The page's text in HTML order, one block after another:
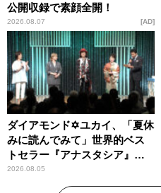
公開収録で素顔全開！
2026.08.07 AD
ダイアモンド✡ユカイ、「夏休
みに読んでみて」世界的ベス
トセラー『アナスタシア』を
紹介
2026.08.05